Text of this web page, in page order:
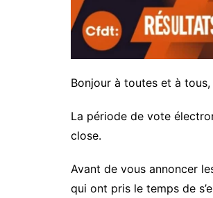
Bonjour à toutes et à tous,
La période de vote
close.
Avant de vous annoncer
qui ont pris le temps de